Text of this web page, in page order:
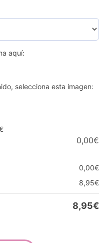
aquí:
selecciona esta imagen:
0,00€
0,00€
8,95€
8,95€